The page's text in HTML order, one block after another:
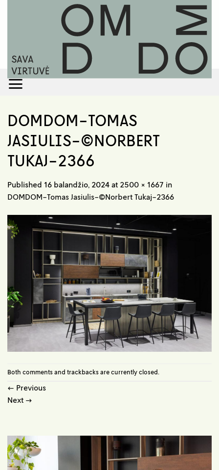
DOMDOM-TOMAS
JASIULIS-©NORBERT
TUKAJ-2366
Published 16 balandžio, 2024 at 2500 × 1667 in
DOMDOM-Tomas Jasiulis-©Norbert Tukaj-2366
Both comments and trackbacks are currently closed.
← Previous
Next →